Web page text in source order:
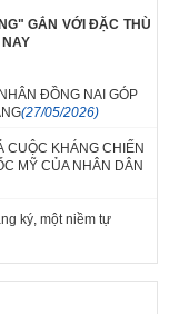
GẮN VỚI ĐẶC THÙ
ĐỒNG NAI GÓP
(27/05/2026)
CUỘC KHÁNG CHIẾN
MỸ CỦA NHÂN DÂN
ký, một niềm tự